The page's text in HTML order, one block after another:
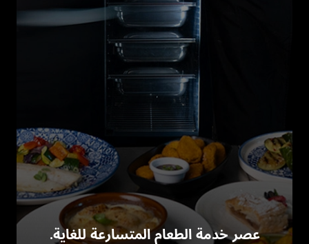
عصر خدمة الطعام المتسارعة للغاية.